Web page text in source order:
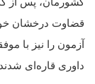
قضاوت درخشان
آزمون را نیز با
داوری قاره‌ای